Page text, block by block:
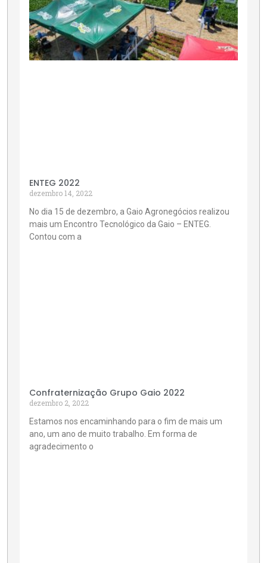
ENTEG 2022
dezembro 14, 2022
No dia 15 de dezembro, a Gaio Agronegócios realizou
mais um Encontro Tecnológico da Gaio – ENTEG.
Contou com a
Confraternização Grupo Gaio 2022
dezembro 2, 2022
Estamos nos encaminhando para o fim de mais um
ano, um ano de muito trabalho. Em forma de
agradecimento o